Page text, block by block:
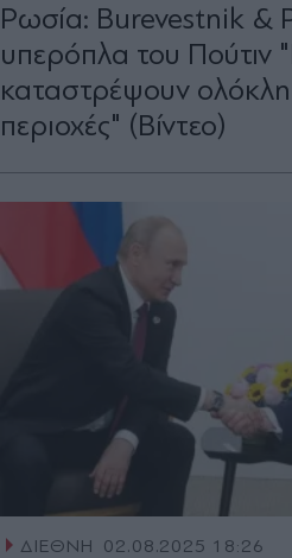
Ρωσία: Burevestnik &
υπερόπλα του Πούτιν
καταστρέψουν
περιοχές" (Βίντεο)
ΔΙΕΘΝΗ
02.08.2025 18:26